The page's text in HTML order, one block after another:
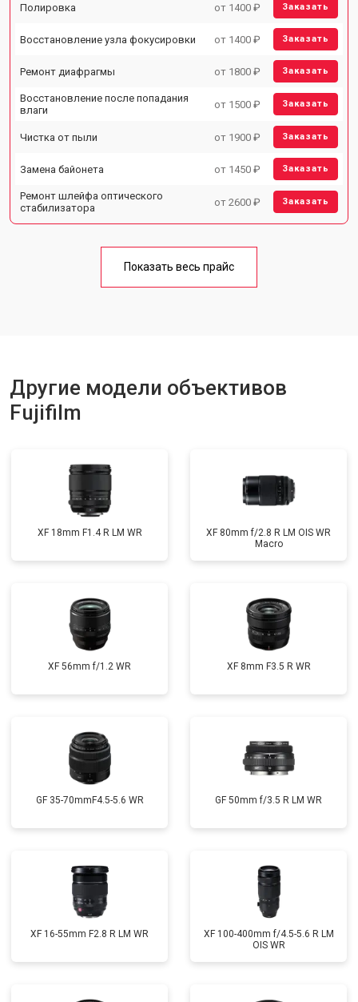
Полировка от 1400 ₽ Заказать
Восстановление узла фокусировки от 1400 ₽ Заказать
Ремонт диафрагмы от 1800 ₽ Заказать
Восстановление после попадания
влаги
от 1500 ₽ Заказать
Чистка от пыли от 1900 ₽ Заказать
Замена байонета от 1450 ₽ Заказать
Ремонт шлейфа оптического
стабилизатора
от 2600 ₽ Заказать
Показать весь прайс
Другие модели объективов
Fujifilm
XF 18mm F1.4 R LM WR
XF 80mm f/2.8 R LM OIS WR
Macro
XF 56mm f/1.2 WR XF 8mm F3.5 R WR
GF 35-70mmF4.5-5.6 WR GF 50mm f/3.5 R LM WR
XF 16-55mm F2.8 R LM WR
XF 100-400mm f/4.5-5.6 R LM
OIS WR